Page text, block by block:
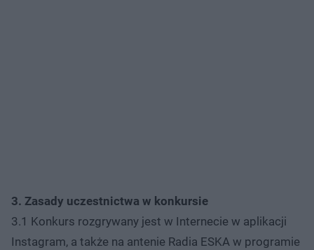
3. Zasady uczestnictwa w konkursie
3.1 Konkurs rozgrywany jest w Internecie w aplikacji
Instagram, a także na antenie Radia ESKA w programie